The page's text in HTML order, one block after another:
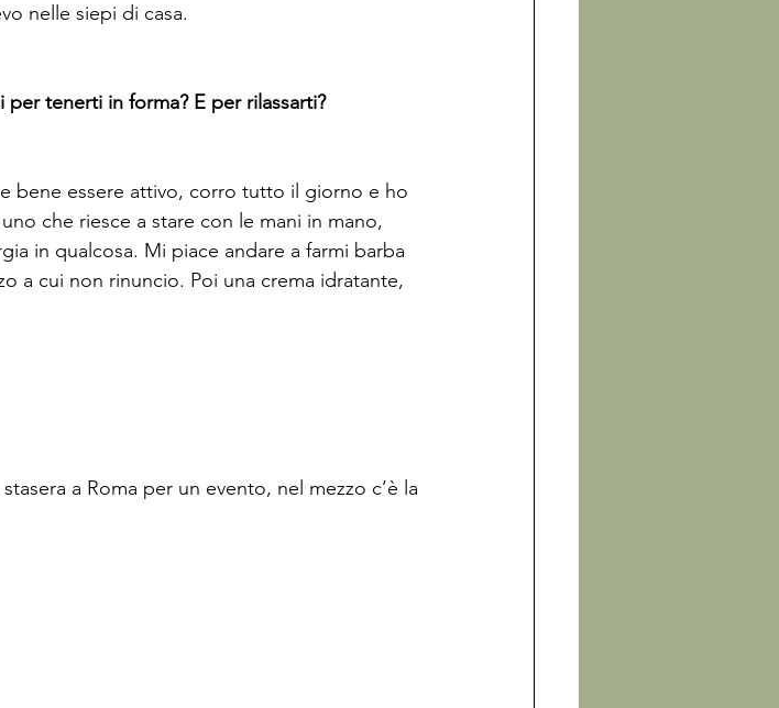
nelle siepi di casa.
tenerti in forma? E per rilassarti?
bene essere attivo, corro tutto il giorno e ho
che riesce a stare con le mani in mano,
in qualcosa. Mi piace andare a farmi barba
a cui non rinuncio. Poi una crema idratante,
a Roma per un evento, nel mezzo c’è la